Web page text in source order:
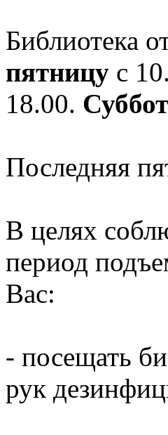
Библиотека
пятницу с
18.00.
Последняя
В целях
период
Вас:
- посещать
рук